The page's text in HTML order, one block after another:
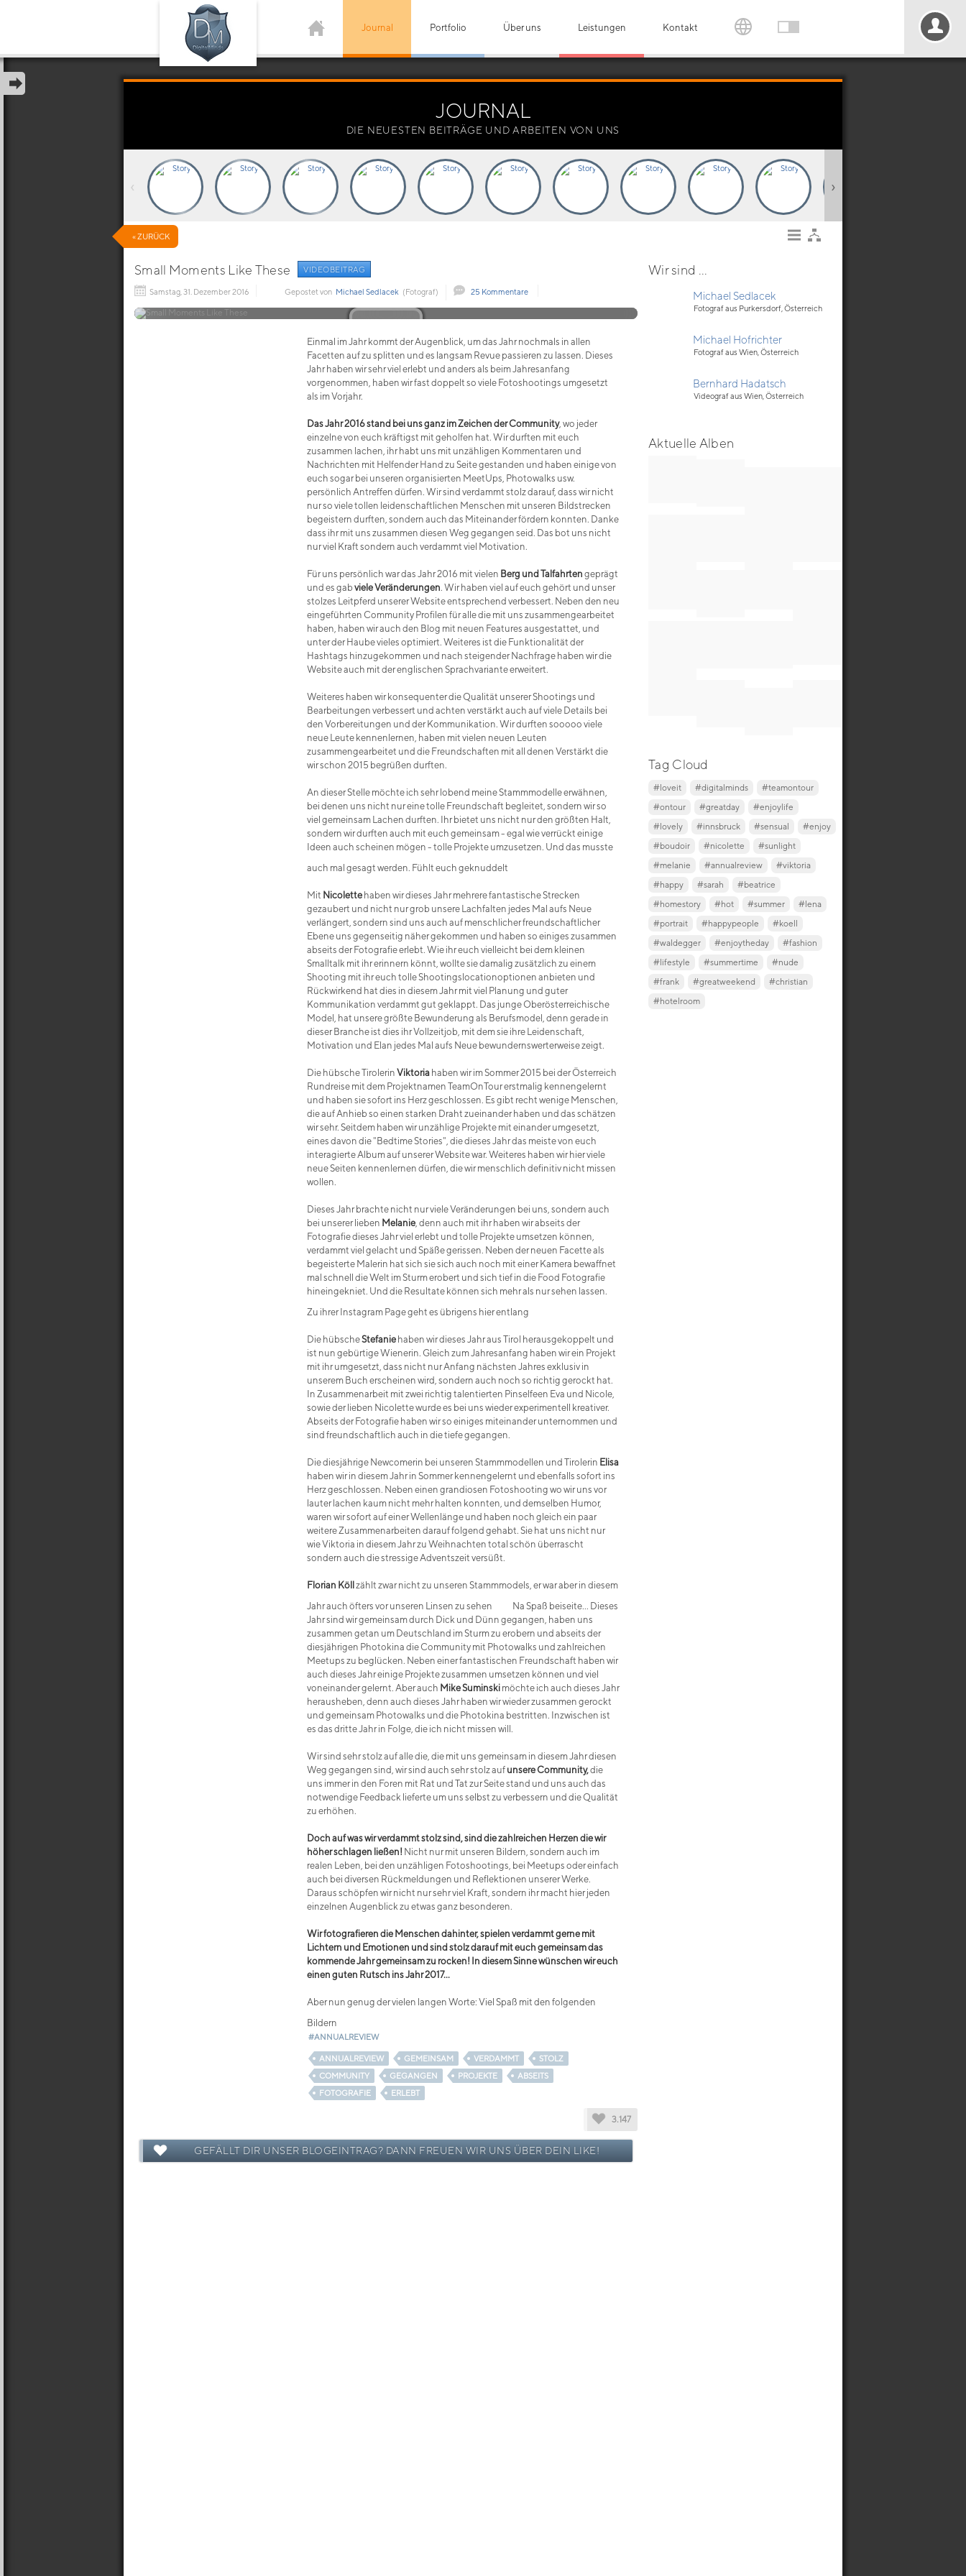
Journal Portfolio Über uns Leistungen Kontakt
JOURNAL
DIE NEUESTEN BEITRÄGE UND ARBEITEN VON UNS
‹ ›
« ZURÜCK
Small Moments Like These VIDEOBEITRAG
Samstag, 31. Dezember 2016 Gepostet von Michael Sedlacek (Fotograf) 25 Kommentare
Einmal im Jahr kommt der Augenblick, um das Jahr nochmals in allen
Facetten auf zu splitten und es langsam Revue passieren zu lassen. Dieses
Jahr haben wir sehr viel erlebt und anders als beim Jahresanfang
vorgenommen, haben wir fast doppelt so viele Fotoshootings umgesetzt
als im Vorjahr.
Das Jahr 2016 stand bei uns ganz im Zeichen der Community, wo jeder
einzelne von euch kräftigst mit geholfen hat. Wir durften mit euch
zusammen lachen, ihr habt uns mit unzähligen Kommentaren und
Nachrichten mit Helfender Hand zu Seite gestanden und haben einige von
euch sogar bei unseren organisierten MeetUps, Photowalks usw.
persönlich Antreffen dürfen. Wir sind verdammt stolz darauf, dass wir nicht
nur so viele tollen leidenschaftlichen Menschen mit unseren Bildstrecken
begeistern durften, sondern auch das Miteinander fördern konnten. Danke
dass ihr mit uns zusammen diesen Weg gegangen seid. Das bot uns nicht
nur viel Kraft sondern auch verdammt viel Motivation.
Für uns persönlich war das Jahr 2016 mit vielen Berg und Talfahrten geprägt
und es gab viele Veränderungen. Wir haben viel auf euch gehört und unser
stolzes Leitpferd unserer Website entsprechend verbessert. Neben den neu
eingeführten Community Profilen für alle die mit uns zusammengearbeitet
haben, haben wir auch den Blog mit neuen Features ausgestattet, und
unter der Haube vieles optimiert. Weiteres ist die Funktionalität der
Hashtags hinzugekommen und nach steigender Nachfrage haben wir die
Website auch mit der englischen Sprachvariante erweitert.
Weiteres haben wir konsequenter die Qualität unserer Shootings und
Bearbeitungen verbessert und achten verstärkt auch auf viele Details bei
den Vorbereitungen und der Kommunikation. Wir durften sooooo viele
neue Leute kennenlernen, haben mit vielen neuen Leuten
zusammengearbeitet und die Freundschaften mit all denen Verstärkt die
wir schon 2015 begrüßen durften.
An dieser Stelle möchte ich sehr lobend meine Stammmodelle erwähnen,
bei denen uns nicht nur eine tolle Freundschaft begleitet, sondern wir so
viel gemeinsam Lachen durften. Ihr bietet uns nicht nur den größten Halt,
sondern wir durften auch mit euch gemeinsam - egal wie verrückt einige
Ideen auch scheinen mögen - tolle Projekte umzusetzen. Und das musste
auch mal gesagt werden. Fühlt euch geknuddelt
Mit Nicolette haben wir dieses Jahr mehrere fantastische Strecken
gezaubert und nicht nur grob unsere Lachfalten jedes Mal aufs Neue
verlängert, sondern sind uns auch auf menschlicher freundschaftlicher
Ebene uns gegenseitig näher gekommen und haben so einiges zusammen
abseits der Fotografie erlebt. Wie ihr euch vielleicht bei dem kleinen
Smalltalk mit ihr erinnern könnt, wollte sie damalig zusätzlich zu einem
Shooting mit ihr euch tolle Shootingslocationoptionen anbieten und
Rückwirkend hat dies in diesem Jahr mit viel Planung und guter
Kommunikation verdammt gut geklappt. Das junge Oberösterreichische
Model, hat unsere größte Bewunderung als Berufsmodel, denn gerade in
dieser Branche ist dies ihr Vollzeitjob, mit dem sie ihre Leidenschaft,
Motivation und Elan jedes Mal aufs Neue bewundernswerterweise zeigt.
Die hübsche Tirolerin Viktoria haben wir im Sommer 2015 bei der Österreich
Rundreise mit dem Projektnamen TeamOnTour erstmalig kennengelernt
und haben sie sofort ins Herz geschlossen. Es gibt recht wenige Menschen,
die auf Anhieb so einen starken Draht zueinander haben und das schätzen
wir sehr. Seitdem haben wir unzählige Projekte mit einander umgesetzt,
eines davon die "Bedtime Stories", die dieses Jahr das meiste von euch
interagierte Album auf unserer Website war. Weiteres haben wir hier viele
neue Seiten kennenlernen dürfen, die wir menschlich definitiv nicht missen
wollen.
Dieses Jahr brachte nicht nur viele Veränderungen bei uns, sondern auch
bei unserer lieben Melanie, denn auch mit ihr haben wir abseits der
Fotografie dieses Jahr viel erlebt und tolle Projekte umsetzen können,
verdammt viel gelacht und Späße gerissen. Neben der neuen Facette als
begeisterte Malerin hat sich sie sich auch noch mit einer Kamera bewaffnet
mal schnell die Welt im Sturm erobert und sich tief in die Food Fotografie
hineingekniet. Und die Resultate können sich mehr als nur sehen lassen.
Zu ihrer Instagram Page geht es übrigens hier entlang
Die hübscheStefanie haben wir dieses Jahr aus Tirol herausgekoppelt und
ist nun gebürtige Wienerin. Gleich zum Jahresanfang haben wir ein Projekt
mit ihr umgesetzt, dass nicht nur Anfang nächsten Jahres exklusiv in
unserem Buch erscheinen wird, sondern auch noch so richtig gerockt hat.
In Zusammenarbeit mit zwei richtig talentierten Pinselfeen Eva und Nicole,
sowie der lieben Nicolette wurde es bei uns wieder experimentell kreativer.
Abseits der Fotografie haben wir so einiges miteinander unternommen und
sind freundschaftlich auch in die tiefe gegangen.
Die diesjährige Newcomerin bei unseren Stammmodellen und Tirolerin Elisa
haben wir in diesem Jahr in Sommer kennengelernt und ebenfalls sofort ins
Herz geschlossen. Neben einen grandiosen Fotoshooting wo wir uns vor
lauter lachen kaum nicht mehr halten konnten, und demselben Humor,
waren wir sofort auf einer Wellenlänge und haben noch gleich ein paar
weitere Zusammenarbeiten darauf folgend gehabt. Sie hat uns nicht nur
wie Viktoria in diesem Jahr zu Weihnachten total schön überrascht
sondern auch die stressige Adventszeit versüßt.
Florian Köll zählt zwar nicht zu unseren Stammmodels, er war aber in diesem
Jahr auch öfters vor unseren Linsen zu sehen
Na Spaß beiseite... Dieses
Jahr sind wir gemeinsam durch Dick und Dünn gegangen, haben uns
zusammen getan um Deutschland im Sturm zu erobern und abseits der
diesjährigen Photokina die Community mit Photowalks und zahlreichen
Meetups zu beglücken. Neben einer fantastischen Freundschaft haben wir
auch dieses Jahr einige Projekte zusammen umsetzen können und viel
voneinander gelernt. Aber auch Mike Suminski möchte ich auch dieses Jahr
herausheben, denn auch dieses Jahr haben wir wieder zusammen gerockt
und gemeinsam Photowalks und die Photokina bestritten. Inzwischen ist
es das dritte Jahr in Folge, die ich nicht missen will.
Wir sind sehr stolz auf alle die, die mit uns gemeinsam in diesem Jahr diesen
Weg gegangen sind, wir sind auch sehr stolz auf unsere Community,die
uns immer in den Foren mit Rat und Tat zur Seite stand und uns auch das
notwendige Feedback lieferte um uns selbst zu verbessern und die Qualität
zu erhöhen.
Doch auf was wir verdammt stolz sind, sind die zahlreichen Herzen die wir
höher schlagen ließen! Nicht nur mit unseren Bildern, sondern auch im
realen Leben, bei den unzähligen Fotoshootings, bei Meetups oder einfach
auch bei diversen Rückmeldungen und Reflektionen unserer Werke.
Daraus schöpfen wir nicht nur sehr viel Kraft, sondern ihr macht hier jeden
einzelnen Augenblick zu etwas ganz besonderen.
Wir fotografieren die Menschen dahinter, spielen verdammt gerne mit
Lichtern und Emotionen und sind stolz darauf mit euch gemeinsam das
kommende Jahr gemeinsam zu rocken! In diesem Sinne wünschen wir euch
einen guten Rutsch ins Jahr 2017...
Aber nun genug der vielen langen Worte: Viel Spaß mit den folgenden
Bildern
#ANNUALREVIEW
ANNUALREVIEW GEMEINSAM VERDAMMT
STOLZ
COMMUNITY
GEGANGEN PROJEKTE
ABSEITS
FOTOGRAFIE
ERLEBT
3.147
GEFÄLLT DIR UNSER BLOGEINTRAG? DANN FREUEN WIR UNS ÜBER DEIN LIKE!
Wir sind ...
Michael Sedlacek
Fotograf aus Purkersdorf, Österreich
Michael Hofrichter
Fotograf aus Wien, Österreich
Bernhard Hadatsch
Videograf aus Wien, Österreich
Aktuelle Alben
Tag Cloud
#loveit #digitalminds
#teamontour
#ontour
#greatday
#enjoylife
#lovely
#innsbruck #sensual
#enjoy
#boudoir
#nicolette
#sunlight
#melanie
#annualreview
#viktoria
#happy
#sarah
#beatrice
#homestory
#hot #summer
#lena
#portrait
#happypeople
#koell
#waldegger
#enjoytheday
#fashion
#lifestyle
#summertime
#nude
#frank
#greatweekend
#christian
#hotelroom